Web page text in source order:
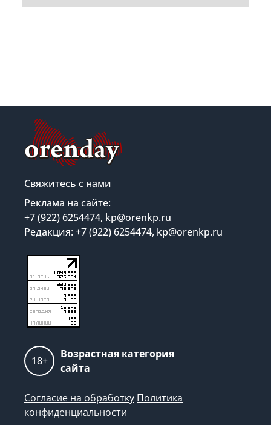
Свяжитесь с нами
Реклама на сайте:
+7 (922) 6254474, kp@orenkp.ru
Редакция: +7 (922) 6254474, kp@orenkp.ru
18+
Возрастная категория
сайта
Согласие на обработку Политика
конфиденциальности